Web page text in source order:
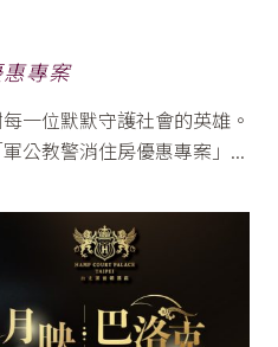
專案
一位默默守護社會的英雄。
公教警消住房優惠專案」...